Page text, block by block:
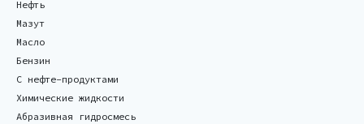
Нефть
Мазут
Масло
Бензин
С нефте-продуктами
Химические жидкости
Абразивная гидросмесь